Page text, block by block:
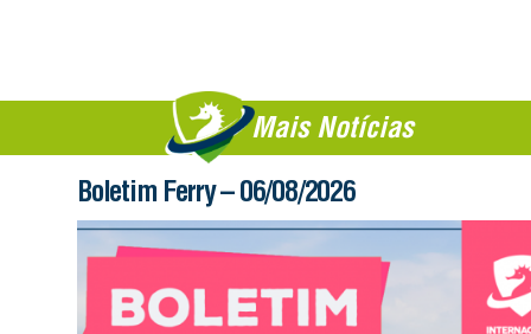
Mais Notícias
Boletim Ferry – 06/08/2026